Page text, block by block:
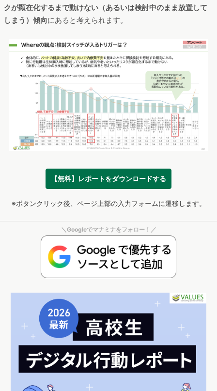
クが顕在化するまで動けない（あるいは検討中のまま放置して
しまう）傾向にあると考えられます。
【無料】レポートをダウンロードする
※ボタンクリック後、ページ上部の入力フォームに遷移します。
＼Googleでマナミナをフォロー！／